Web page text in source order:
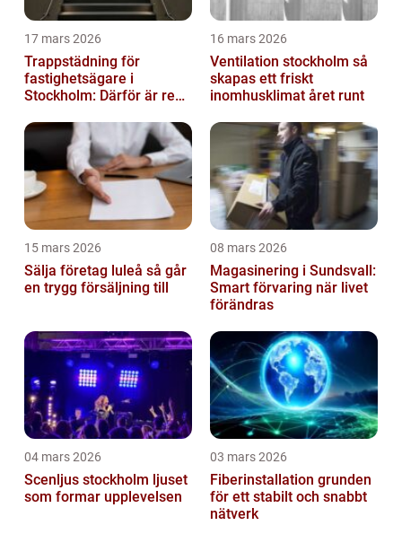
17 mars 2026
Trappstädning för
fastighetsägare i
Stockholm: Därför är rena
investering
16 mars 2026
Ventilation stockholm så
skapas ett friskt
inomhusklimat året runt
15 mars 2026
Sälja företag luleå så går
en trygg försäljning till
08 mars 2026
Magasinering i Sundsvall:
Smart förvaring när livet
förändras
04 mars 2026
Scenljus stockholm ljuset
som formar upplevelsen
03 mars 2026
Fiberinstallation grunden
för ett stabilt och snabbt
nätverk